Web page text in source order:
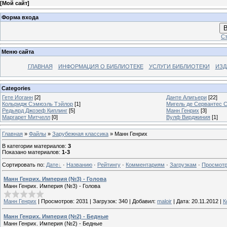
[Мой сайт]
Форма входа
Меню сайта
ГЛАВНАЯ ИНФОРМАЦИЯ О БИБЛИОТЕКЕ УСЛУГИ БИБЛИОТЕКИ
Categories
Гете Иоганн [2] Данте Алигьери [22]
Кольридж Сэмюэль Тэйлор [1]
Мигель де Сервантес
Редьярд Джозеф Киплинг [5] Манн Генрих [3]
Маргарет Митчелл [0] Вулф Вирджиния [1]
Главная » Файлы » Зарубежная классика » Манн Генрих
В категории материалов: 3
Показано материалов: 1-3
Сортировать по: Дате · Названию · Рейтингу · Комментариям · Загрузкам ·
Манн Генрих. Империя (№3) - Голова
Манн Генрих. Империя (№3) - Голова
Манн Генрих | Просмотров: 2031 | Загрузок: 340 | Добавил: maloir | Дата: 20.11.2012 |
Манн Генрих. Империя (№2) - Бедные
Манн Генрих. Империя (№2) - Бедные